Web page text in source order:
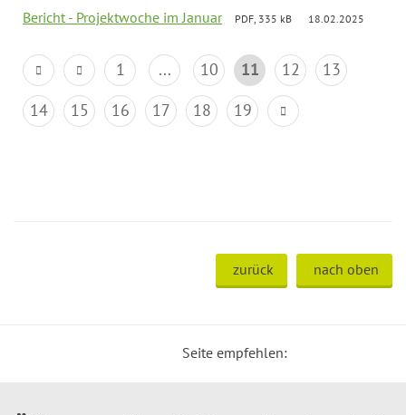
Bericht - Projektwoche im Januar PDF, 335 kB 18.02.2025
1 ... 10 11 12
13
14
15 16 17 18 19
zurück nach oben
Seite empfehlen: